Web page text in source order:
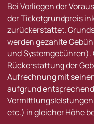
Bei Vorliegen der
der Ticketgrundpreis
zurückerstattet.
werden gezahlte
und Systemgebühren).
Rückerstattung der
Aufrechnung mit
aufgrund
etc.) in gleicher Höhe